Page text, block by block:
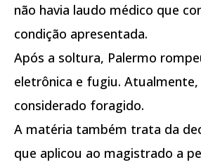
não havia laudo médico que
condição apresentada.
Após a soltura, Palermo
eletrônica e fugiu. Atualmente,
considerado foragido.
A matéria também trata da
que aplicou ao magistrado a